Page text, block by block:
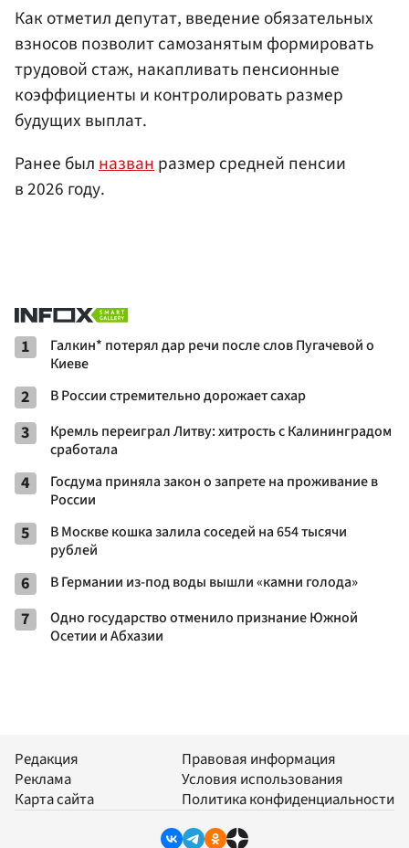
Как отметил депутат, введение обязательных
взносов позволит самозанятым формировать
трудовой стаж, накапливать пенсионные
коэффициенты и контролировать размер
будущих выплат.
Ранее былназванразмер средней пенсии
в 2026 году.
1
Галкин* потерял дар речи после слов Пугачевой о
Киеве
2 В России стремительно дорожает сахар
3
Кремль переиграл Литву: хитрость с Калининградом
сработала
4
Госдума приняла закон о запрете на проживание в
России
5
В Москве кошка залила соседей на 654 тысячи
рублей
6 В Германии из-под воды вышли «камни голода»
7
Одно государство отменило признание Южной
Осетии и Абхазии
Редакция
Реклама
Карта сайта
Правовая информация
Условия использования
Политика конфиденциальности